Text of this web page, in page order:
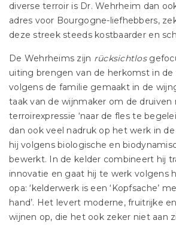
diverse terroir is Dr. Wehrheim dan
adres voor Bourgogne-liefhebbers,
deze streek steeds kostbaarder en
De Wehrheims zijn rücksichtlos
uiting brengen van de herkomst in
volgens de familie gemaakt in de
taak van de wijnmaker om de
terroirexpressie ‘naar de fles te
dan ook veel nadruk op het werk in
hij volgens biologische en
bewerkt. In de kelder combineert hij
innovatie en gaat hij te werk volgens
opa: ‘kelderwerk is een ‘Kopfsache’
hand’. Het levert moderne, fruitrijke
wijnen op, die het ook zeker niet aan